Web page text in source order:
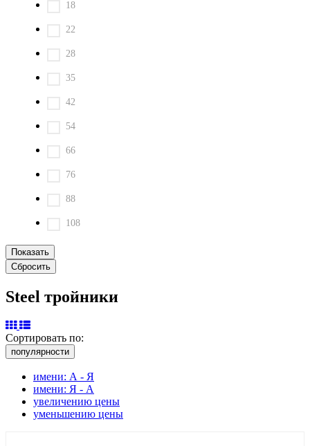
18
22
28
35
42
54
66
76
88
108
Steel тройники
Сортировать по:
популярности
имени: А - Я
имени: Я - А
увеличению цены
уменьшению цены